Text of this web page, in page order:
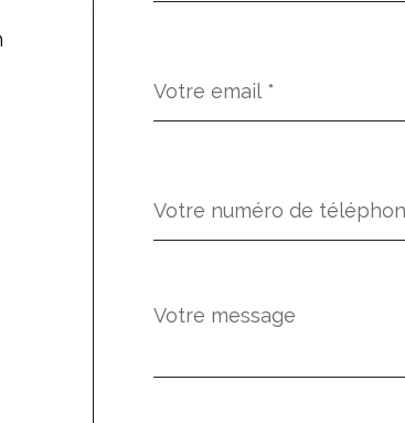
*
*
Fieldset
défaut
Message
*